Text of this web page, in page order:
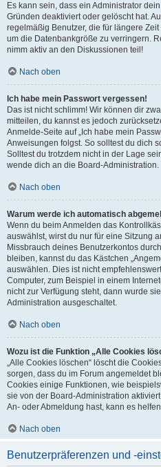
Es kann sein, dass ein Administrator
Gründen deaktiviert oder gelöscht hat.
regelmäßig Benutzer, die für längere
um die Datenbankgröße zu verringern.
nimm aktiv an den Diskussionen teil!
Nach oben
Ich habe mein Passwort vergessen!
Das ist nicht schlimm! Wir können dir
mitteilen, du kannst es jedoch
Anmelde-Seite auf „Ich habe mein
Anweisungen folgst. So solltest du dich
Solltest du trotzdem nicht in der Lage
wende dich an die Board-Administration.
Nach oben
Warum werde ich automatisch
Wenn du beim Anmelden das
auswählst, wirst du nur für eine Sitzung
Missbrauch deines Benutzerkontos
bleiben, kannst du das Kästchen
auswählen. Dies ist nicht
Computer, zum Beispiel in einem
nicht zur Verfügung steht, dann wurde
Administration ausgeschaltet.
Nach oben
Wozu ist die Funktion „Alle Cookies
„Alle Cookies löschen“ löscht die
sorgen, dass du im Forum angemeldet
Cookies einige Funktionen, wie
sie von der Board-Administration
An- oder Abmeldung hast, kann es
Nach oben
Benutzerpräferenzen und -